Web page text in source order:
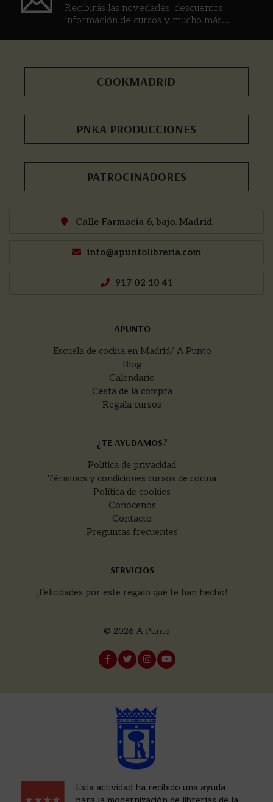
Recibirás las novedades, descuentos,
información de cursos y mucho más...
COOKMADRID
PNKA PRODUCCIONES
PATROCINADORES
Calle Farmacia 6, bajo. Madrid
info@apuntolibreria.com
917 02 10 41
APUNTO
Escuela de cocina en Madrid/ A Punto
Blog
Calendario
Cesta de la compra
Regala cursos
¿TE AYUDAMOS?
Política de privacidad
Términos y condiciones cursos de cocina
Política de cookies
Conócenos
Contacto
Preguntas frecuentes
SERVICIOS
¡Felicidades por este regalo que te han hecho!
© 2026 A Punto
Esta actividad ha recibido una ayuda